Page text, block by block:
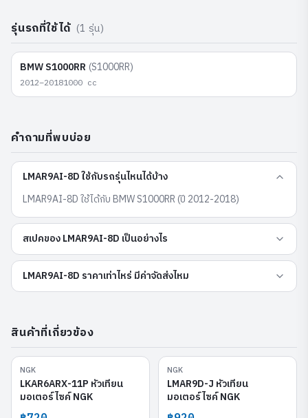
รุ่นรถที่ใช้ได้ (1 รุ่น)
BMWS1000RR (S1000RR)
2012–20181000 cc
คำถามที่พบบ่อย
LMAR9AI-8D ใช้กับรถรุ่นไหนได้บ้าง
LMAR9AI-8D ใช้ได้กับ BMW S1000RR (ปี 2012-2018)
สเปคของ LMAR9AI-8D เป็นอย่างไร
LMAR9AI-8D ราคาเท่าไหร่ มีค่าจัดส่งไหม
สินค้าที่เกี่ยวข้อง
NGK
LKAR6ARX-11P หัวเทียน
มอเตอร์ไซค์ NGK
NGK
LMAR9D-J หัวเทียน
มอเตอร์ไซค์ NGK